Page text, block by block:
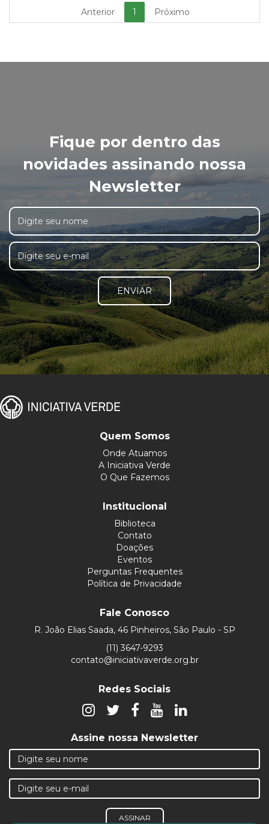
Anterior 1 Próximo
Fique por dentro das
novidades assinando nossa
Newsletter
ENVIAR
Quem Somos
Onde Atuamos
A Iniciativa Verde
O Que Fazemos
Institucional
Biblioteca
Contato
Doações
Eventos
Perguntas Frequentes
Política de Privacidade
Fale Conosco
R. João Elias Saada, 46 Pinheiros, São Paulo - SP
(11) 3647-9293
contato@iniciativaverde.org.br
Redes Sociais
Assine nossa Newsletter
ASSINAR